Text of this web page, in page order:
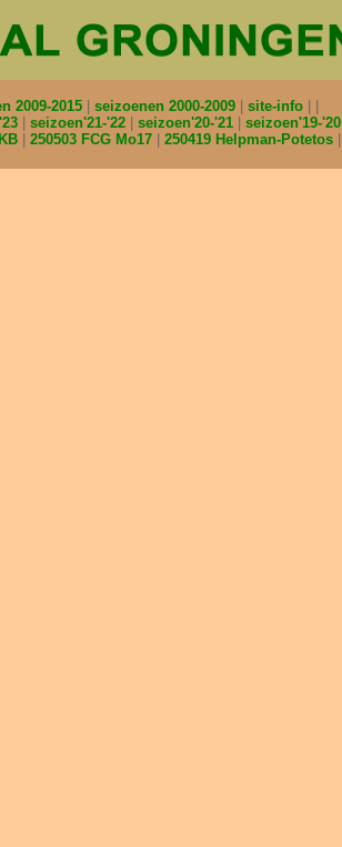
2009-2015 seizoenen 2000-2009
site-info
seizoen'21-'22 seizoen'20-'21 seizoen'19-'20
250503 FCG Mo17 250419 Helpman-Potetos